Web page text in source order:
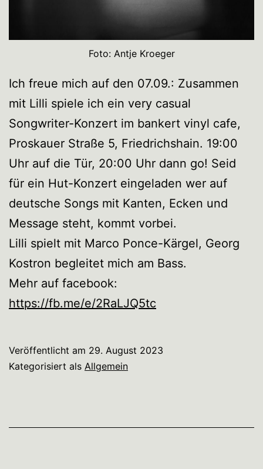
Foto: Antje Kroeger
Ich freue mich auf den 07.09.: Zusammen
mit Lilli spiele ich ein very casual
Songwriter-Konzert im bankert vinyl cafe,
Proskauer Straße 5, Friedrichshain. 19:00
Uhr auf die Tür, 20:00 Uhr dann go! Seid
für ein Hut-Konzert eingeladen wer auf
deutsche Songs mit Kanten, Ecken und
Message steht, kommt vorbei.
Lilli spielt mit Marco Ponce-Kärgel, Georg
Kostron begleitet mich am Bass.
Mehr auf facebook:
https://fb.me/e/2RaLJQ5tc
Veröffentlicht am 29. August 2023
Kategorisiert als Allgemein